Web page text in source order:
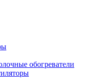
обогреватели